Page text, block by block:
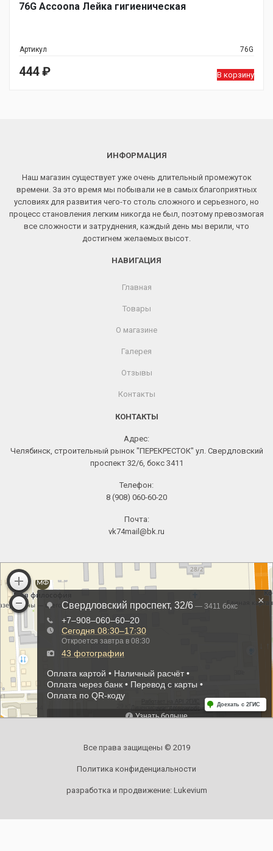
76G Accoona Лейка гигиеническая
Артикул 76G
444₽ В корзину
ИНФОРМАЦИЯ
Наш магазин существует уже очень длительный промежуток
времени. За это время мы побывали не в самых благоприятных
условиях для развития чего-то столь сложного и серьезного, но
процесс становления легким никогда не был, поэтому превозмогая
все сложности и затруднения, каждый день мы верили, что
достигнем желаемых высот.
НАВИГАЦИЯ
Главная
Товары
О магазине
Галерея
Отзывы
Контакты
КОНТАКТЫ
Адрес:
Челябинск, строительный рынок "ПЕРЕКРЕСТОК" ул. Свердловский
проспект 32/6, бокс 3411
Телефон:
8 (908) 060-60-20
Почта:
vk74mail@bk.ru
Все права защищены © 2019
Политика конфиденциальности
разработка и продвижение: Lukevium